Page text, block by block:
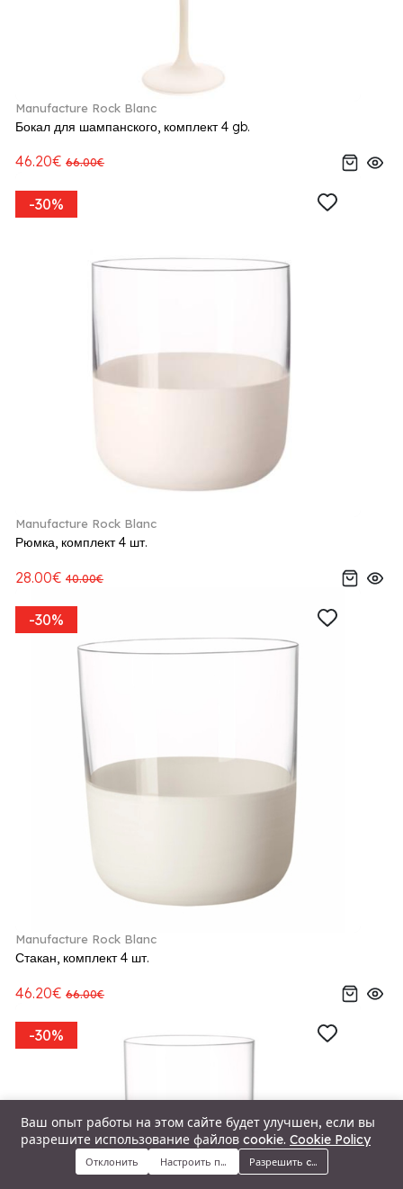
Меню Категории Поиск Корзина
Manufacture Rock Blanc
Бокал для шампанского, комплект 4 gb.
46.20€ 66.00€
-30%
Manufacture Rock Blanc
Рюмка, комплект 4 шт.
28.00€ 40.00€
-30%
Manufacture Rock Blanc
Стакан, комплект 4 шт.
46.20€ 66.00€
-30%
Ваш опыт работы на этом сайте будет улучшен, если вы
разрешите использование файлов cookie. Cookie Policy
Отклонить Настроить предпочтенияРазрешить cookie